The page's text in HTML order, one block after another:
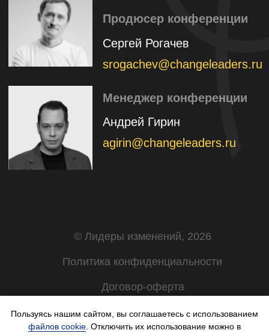
Пользуясь нашим сайтом, вы соглашаетесь с использованием
файлов cookie. Отключить их использование можно в